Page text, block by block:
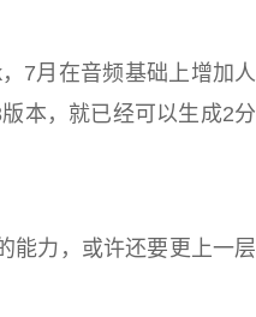
7月在音频基础上增加人
本，就已经可以生成2分
能力，或许还要更上一层